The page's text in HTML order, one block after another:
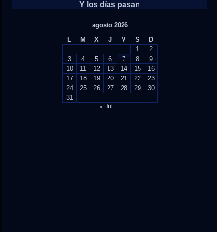
Y los días pasan
agosto 2026
L
M X J V S
D
1
2
3
4 5 6 7 8
9
10
11 12 13 14 15
16
17
18 19 20 21 22
23
24
25 26 27 28 29
30
31
« Jul